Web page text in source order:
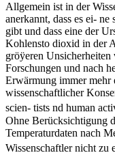
Allgemein ist in der
anerkannt, dass es ei-
gibt und dass eine der
Kohlensto dioxid in der
gröÿeren
Forschungen und nach
Erwärmung immer mehr
wissenschaftlicher
scien- tists nd human
Ohne Berücksichtigung
Temperaturdaten nach
Wissenschaftler nicht zu